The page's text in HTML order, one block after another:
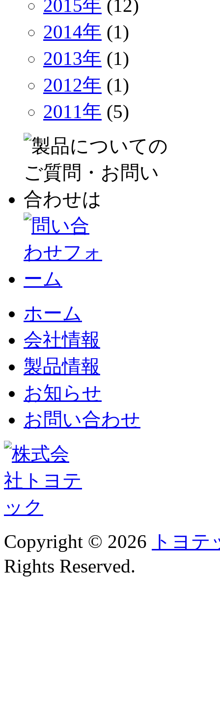
2015年 (12)
2014年 (1)
2013年 (1)
2012年 (1)
2011年 (5)
ホーム
会社情報
製品情報
お知らせ
お問い合わせ
Copyright © 2026 トヨテ
Rights Reserved.